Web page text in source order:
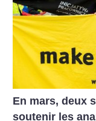
En mars, deux
soutenir les